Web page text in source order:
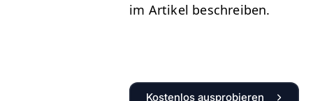
im Artikel beschreiben.
Kostenlos ausprobieren